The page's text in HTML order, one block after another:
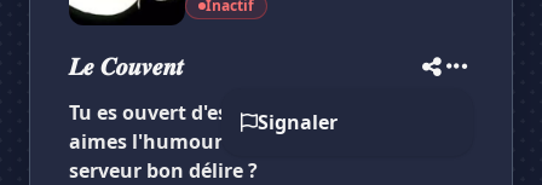
Inactif
𝑳𝒆 𝑪𝒐𝒖𝒗𝒆𝒏𝒕
Signaler
Tu es ouvert d'esprit, tu veux discuter, tu
aimes l'humour noir et tu cherches un
serveur bon délire ?
Vote pour𝑳𝒆 𝑪𝒐𝒖𝒗𝒆𝒏𝒕
Es-tu sûr de vouloir supprimer ton avis de ce
serveur ?
Supprimer